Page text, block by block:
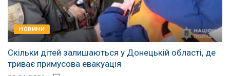
НОВИНИ
Скільки дітей залишаються у Донецькій області, де
триває примусова евакуація